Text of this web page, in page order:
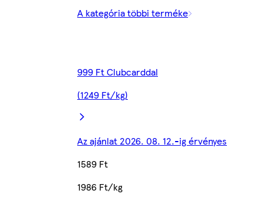
A kategória többi terméke
999 Ft Clubcarddal
(1249 Ft/kg)
Az ajánlat 2026. 08. 12.-ig érvényes
1589 Ft
1986 Ft/kg